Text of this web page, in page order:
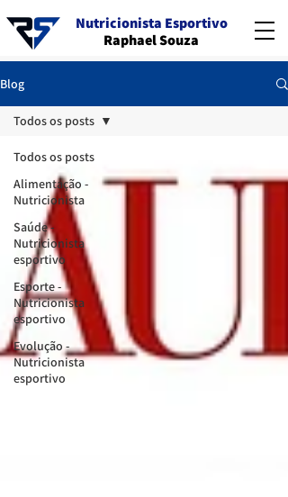
Nutricionista Esportivo
Raphael Souza
Blog
Todos os posts
Alimentação -
Nutricionista
Saúde -
Nutricionista
esportivo
Esporte -
Nutricionista
esportivo
Evolução -
Nutricionista
esportivo
Todos os posts